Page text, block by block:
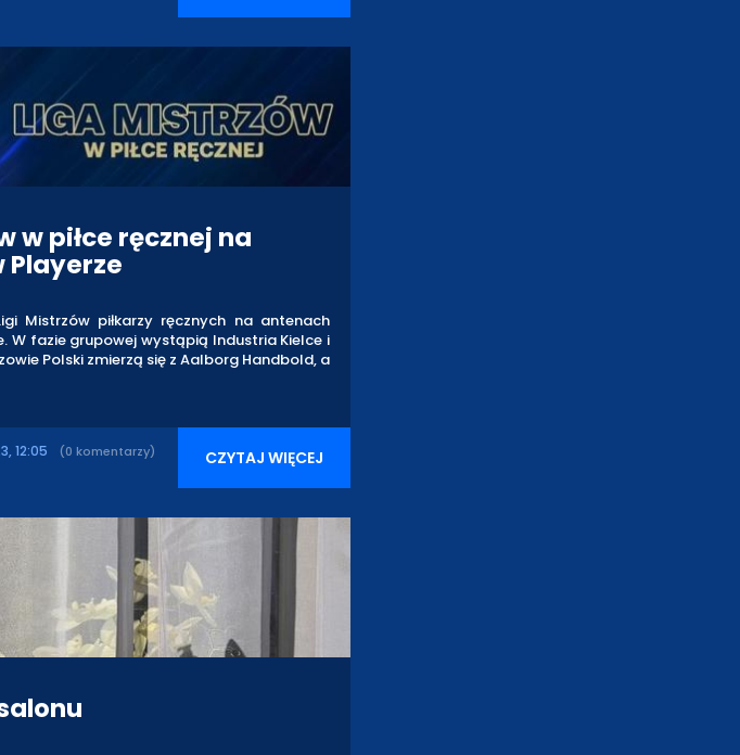
w piłce ręcznej na
Playerze
Mistrzów piłkarzy ręcznych na antenach
W fazie grupowej wystąpią Industria Kielce i
Polski zmierzą się z Aalborg Handbold, a
12:05 (0 komentarzy) CZYTAJ WIĘCEJ